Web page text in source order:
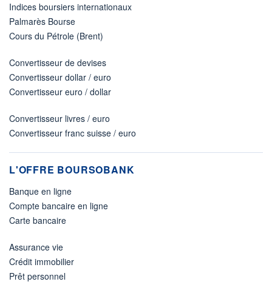
Indices boursiers internationaux
Palmarès Bourse
Cours du Pétrole (Brent)
Convertisseur de devises
Convertisseur dollar / euro
Convertisseur euro / dollar
Convertisseur livres / euro
Convertisseur franc suisse / euro
L'OFFRE BOURSOBANK
Banque en ligne
Compte bancaire en ligne
Carte bancaire
Assurance vie
Crédit immobilier
Prêt personnel